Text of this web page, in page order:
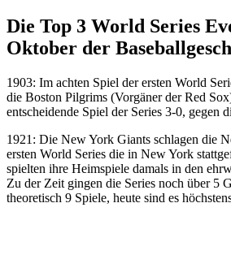
Die Top 3 World Series
Oktober der
1903: Im achten Spiel der ersten World
die Boston Pilgrims (Vorgäner der Red
entscheidende Spiel der Series 3-0, gegen
1921: Die New York Giants schlagen die
ersten World Series die in New York
spielten ihre Heimspiele damals in den
Zu der Zeit gingen die Series noch über 5
theoretisch 9 Spiele, heute sind es